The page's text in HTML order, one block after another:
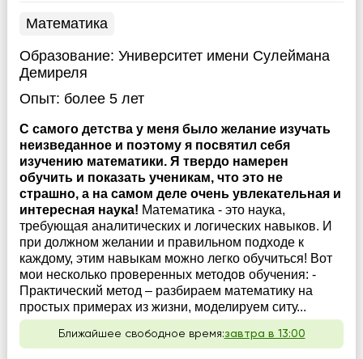
Математика
Образование: Университет имени Сулеймана
Демиреля
Опыт: более 5 лет
С самого детства у меня было желание изучать
неизведанное и поэтому я посвятил себя
изучению математики. Я твердо намерен
обучить и показать ученикам, что это не
страшно, а на самом деле очень увлекательная и
интересная наука! Математика - это наука,
требующая аналитических и логических навыков. И
при должном желании и правильном подходе к
каждому, этим навыкам можно легко обучиться! Вот
мои несколько проверенных методов обучения: -
Практический метод – разбираем математику на
простых примерах из жизни, моделируем ситу...
Ближайшее свободное время:завтра в 13:00